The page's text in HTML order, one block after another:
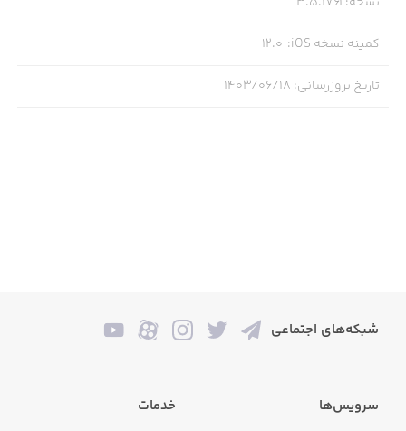
کمینه نسخه iOS :
12.0
تاریخ بروزرسانی: ۱۴۰۳/۰۶/۱۸
شبکه‌های اجتماعی
سرویس‌ها خدمات